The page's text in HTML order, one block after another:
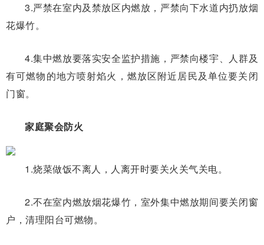
3.严禁在室内及禁放区内燃放，严禁向下水道内扔放烟
花爆竹。
4.集中燃放要落实安全监护措施，严禁向楼宇、人群及
有可燃物的地方喷射焰火，燃放区附近居民及单位要关闭
门窗。
家庭聚会防火
1.烧菜做饭不离人，人离开时要关火关气关电。
2.不在室内燃放烟花爆竹，室外集中燃放期间要关闭窗
户，清理阳台可燃物。